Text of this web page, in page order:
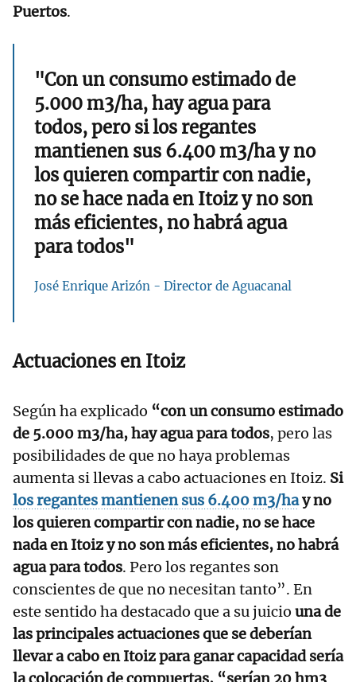
Puertos.
"Con un consumo estimado de
5.000 m3/ha, hay agua para
todos, pero si los regantes
mantienen sus 6.400 m3/ha y no
los quieren compartir con nadie,
no se hace nada en Itoiz y no son
más eficientes, no habrá agua
para todos"
José Enrique Arizón - Director de Aguacanal
Actuaciones en Itoiz
Según ha explicado “con un consumo estimado
de 5.000 m3/ha, hay agua para todos, pero las
posibilidades de que no haya problemas
aumenta si llevas a cabo actuaciones en Itoiz. Si
los regantes mantienen sus 6.400 m3/hay no
los quieren compartir con nadie, no se hace
nada en Itoiz y no son más eficientes, no habrá
agua para todos. Pero los regantes son
conscientes de que no necesitan tanto”. En
este sentido ha destacado que a su juicio una de
las principales actuaciones que se deberían
llevar a cabo en Itoiz para ganar capacidad sería